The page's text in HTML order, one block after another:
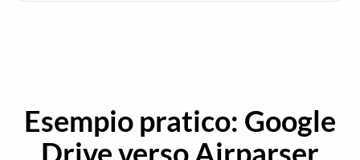
Esempio pratico: Google